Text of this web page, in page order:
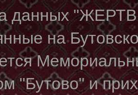
данных
на
"Бутово" и